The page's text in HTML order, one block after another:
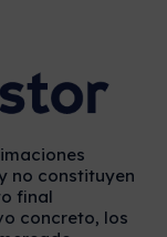
no constituyen
final
concreto, los